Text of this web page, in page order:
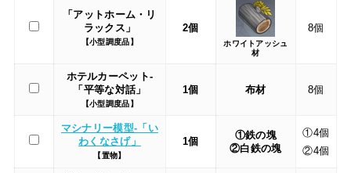
「アットホーム・リ
ラックス」
【小型調度品】
2個
ホワイトアッシュ
材
8個
ホテルカーペット-
「平等な対話」
【小型調度品】
1個 布材 8個
マシナリー模型-「い
わくなさげ」
【置物】
1個
①鉄の塊
②白鉄の塊
①4個
②4個